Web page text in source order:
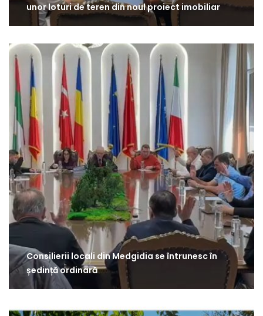
unor loturi de teren din noul proiect imobiliar
Consilierii locali din Medgidia se întrunesc în
ședință ordinară